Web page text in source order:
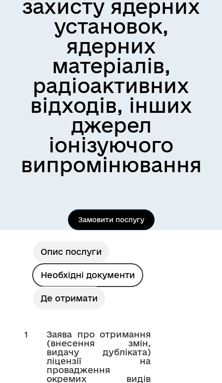
захисту ядерних
установок,
ядерних
матеріалів,
радіоактивних
відходів, інших
джерел
іонізуючого
випромінювання
Замовити послугу
Опис послуги
Необхідні документи
Де отримати
1
Заява про отримання
(внесення змін,
видачу дубліката)
ліцензії на
провадження
окремих видів